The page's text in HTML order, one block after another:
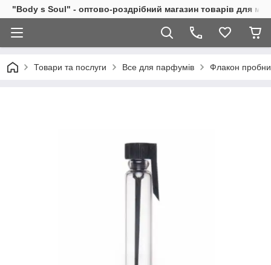
"Body s Soul" - оптово-роздрібний магазин товарів для
Товари та послуги Все для парфумів Флакон